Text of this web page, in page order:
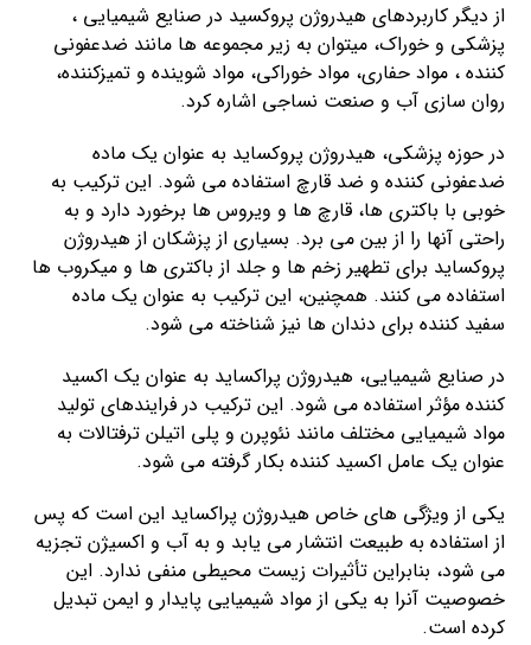
از دیگر کاربردهای هیدروژن پروکسید در صنایع شیمیایی ،
پزشکی و خوراک، میتوان به زیر مجموعه ها مانند ضدعفونی
کننده ، مواد حفاری، مواد خوراکی، مواد شوینده و تمیزکننده،
روان سازی آب و صنعت نساجی اشاره کرد.
در حوزه پزشکی، هیدروژن پروکساید به عنوان یک ماده
ضدعفونی کننده و ضد قارچ استفاده می شود. این ترکیب به
خوبی با باکتری ها، قارچ ها و ویروس ها برخورد دارد و به
راحتی آنها را از بین می برد. بسیاری از پزشکان از هیدروژن
پروکساید برای تطهیر زخم ها و جلد از باکتری ها و میکروب ها
استفاده می کنند. همچنین، این ترکیب به عنوان یک ماده
سفید کننده برای دندان ها نیز شناخته می شود.
در صنایع شیمیایی، هیدروژن پراکساید به عنوان یک اکسید
کننده مؤثر استفاده می شود. این ترکیب در فرایندهای تولید
مواد شیمیایی مختلف مانند نئوپرن و پلی اتیلن ترفتالات به
عنوان یک عامل اکسید کننده بکار گرفته می شود.
یکی از ویژگی های خاص هیدروژن پراکساید این است که پس
از استفاده به طبیعت انتشار می یابد و به آب و اکسیژن تجزیه
می شود، بنابراین تأثیرات زیست محیطی منفی ندارد. این
خصوصیت آنرا به یکی از مواد شیمیایی پایدار و ایمن تبدیل
کرده است.